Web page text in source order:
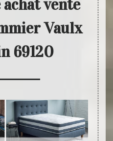
vente
Vaulx
69120